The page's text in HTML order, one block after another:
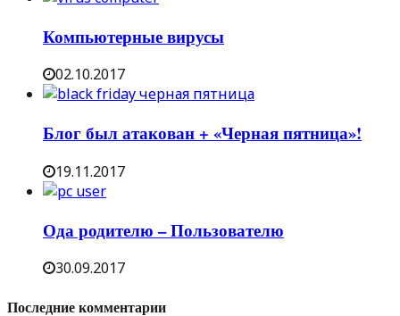
Компьютерные вирусы
02.10.2017
Блог был атакован + «Черная пятница»!
19.11.2017
Ода родителю – Пользователю
30.09.2017
Последние комментарии